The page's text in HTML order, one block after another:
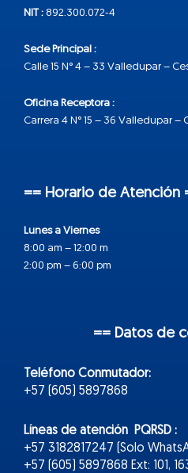
NIT : 892.300.072-4
Sede Principal :
Calle 15 N° 4 – 33 Valledupar –
Oficina Receptora :
Carrera 4 N° 15 – 36 Valledupar –
== Horario de Atención
Lunes a Viernes
8:00 am – 12:00 m
2:00 pm – 6:00 pm
== Datos de
Teléfono Conmutador:
+57 (605) 5897868
Líneas de atención PQRSD :
+57 3182817247 (Solo
+57 (605) 5897868 Ext: 101,